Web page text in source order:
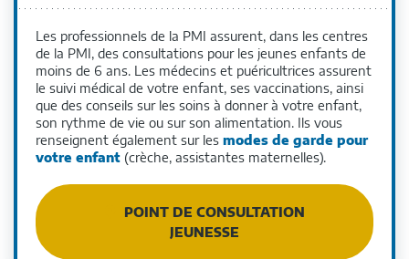
Les professionnels de la PMI assurent, dans les centres
de la PMI, des consultations pour les jeunes enfants de
moins de 6 ans. Les médecins et puéricultrices assurent
le suivi médical de votre enfant, ses vaccinations, ainsi
que des conseils sur les soins à donner à votre enfant,
son rythme de vie ou sur son alimentation. Ils vous
renseignent également sur les modes de garde pour
votre enfant (crèche, assistantes maternelles).
POINT DE CONSULTATION
JEUNESSE